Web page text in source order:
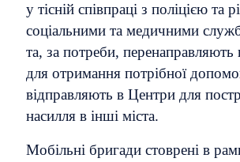
у тісній співпраці з поліцією та
соціальними та медичними
та, за потреби, перенаправляють
для отримання потрібної
відправляють в Центри для
насилля в інші міста.
Мобільні бригади стоврені в